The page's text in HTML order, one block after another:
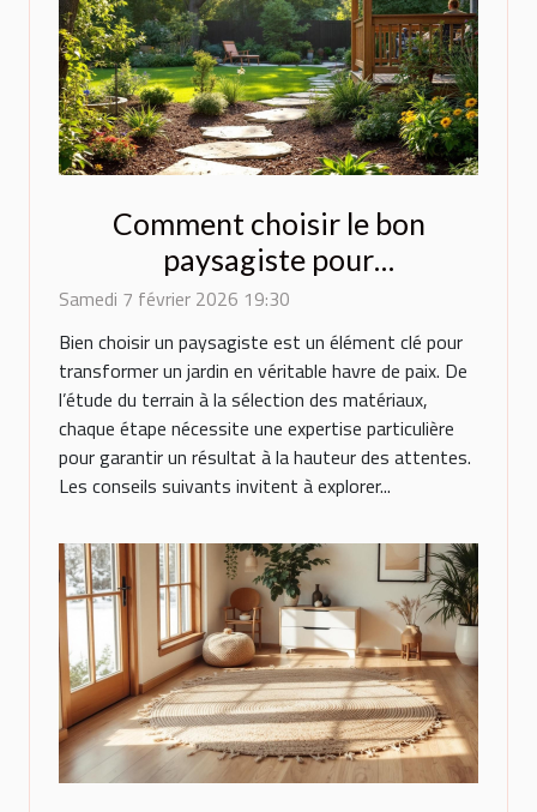
Comment choisir le bon
paysagiste pour
métamorphoser votre espace
extérieur ?
Samedi 7 février 2026 19:30
Bien choisir un paysagiste est un élément clé pour
transformer un jardin en véritable havre de paix. De
l’étude du terrain à la sélection des matériaux,
chaque étape nécessite une expertise particulière
pour garantir un résultat à la hauteur des attentes.
Les conseils suivants invitent à explorer...